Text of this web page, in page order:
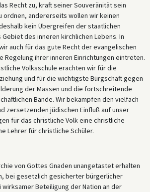
Recht zu, kraft seiner Souveränität sein
ordnen, andererseits wollen wir keinen
kein Übergreifen der staatlichen
des inneren kirchlichen Lebens. In
auch für das gute Recht der evangelischen
Regelung ihrer inneren Einrichtungen eintreten.
Volksschule erachten wir für die
und für die wichtigste Bürgschaft gegen
der Massen und die fortschreitende
Bande. Wir bekämpfen den vielfach
zersetzenden jüdischen Einfluß auf unser
für das christliche Volk eine christliche
Lehrer für christliche Schüler.
von Gottes Gnaden unangetastet erhalten
bei gesetzlich gesicherter bürgerlicher
Beteiligung der Nation an der